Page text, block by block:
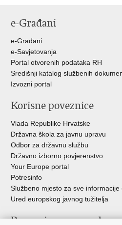
e-Građani
e-Građani
e-Savjetovanja
Portal otvorenih podataka RH
Središnji katalog službenih
Izvozni portal
Korisne poveznice
Vlada Republike Hrvatske
Državna škola za javnu upravu
Odbor za državnu službu
Državno izborno povjerenstvo
Your Europe portal
Potresinfo
Službeno mjesto za sve informacije
Ured europskog javnog tužitelja
Poveznice pravosudnog